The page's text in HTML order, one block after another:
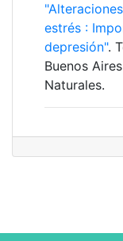
estrés :
depresión".
Buenos
Naturales.